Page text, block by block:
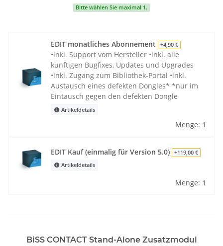
Bitte wählen Sie maximal 1.
EDIT monatliches Abonnement +4,90 €
•inkl. Support vom Hersteller •inkl. alle
künftigen Bugfixes, Updates und Upgrades
•inkl. Zugang zum Bibliothek-Portal •inkl.
Austausch eines defekten Dongles* *nur im
Eintausch gegen den defekten Dongle
Artikeldetails
Menge: 1
EDIT Kauf (einmalig für Version 5.0)
+119,00 €
Artikeldetails
Menge: 1
BiSS CONTACT Stand-Alone Zusatzmodul